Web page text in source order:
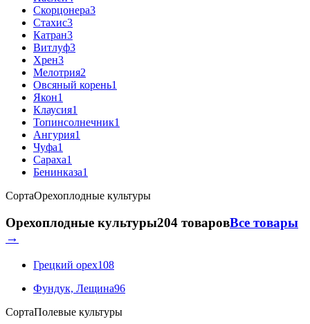
Скорцонера3
Стахис3
Катран3
Витлуф3
Хрен3
Мелотрия2
Овсяный корень1
Якон1
Клаусия1
Топинсолнечник1
Ангурия1
Чуфа1
Сараха1
Бенинказа1
СортаОрехоплодные культуры
Орехоплодные культуры204 товаровВсе товары
→
Грецкий орех108
Фундук, Лещина96
СортаПолевые культуры